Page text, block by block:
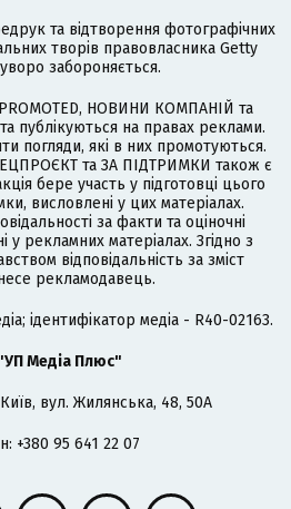
та відтворення фотографічних
творів правовласника Getty
забороняється.
НОВИНИ КОМПАНІЙ та
публікуються на правах реклами.
погляди, які в них промотуються.
та ЗА ПІДТРИМКИ також є
бере участь у підготовці цього
висловлені у цих матеріалах.
за факти та оціночні
рекламних матеріалах. Згідно з
відповідальність за зміст
рекламодавець.
ідентифікатор медіа - R40-02163.
Медіа Плюс"
вул. Жилянська, 48, 50А
+380 95 641 22 07